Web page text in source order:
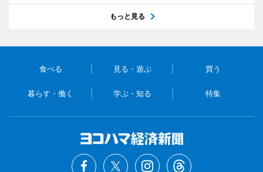
もっと見る
食べる 見る・遊ぶ 買う
暮らす・働く 学ぶ・知る 特集